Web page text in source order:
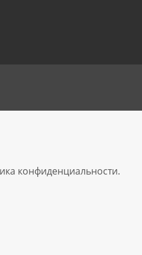
конфиденциальности.